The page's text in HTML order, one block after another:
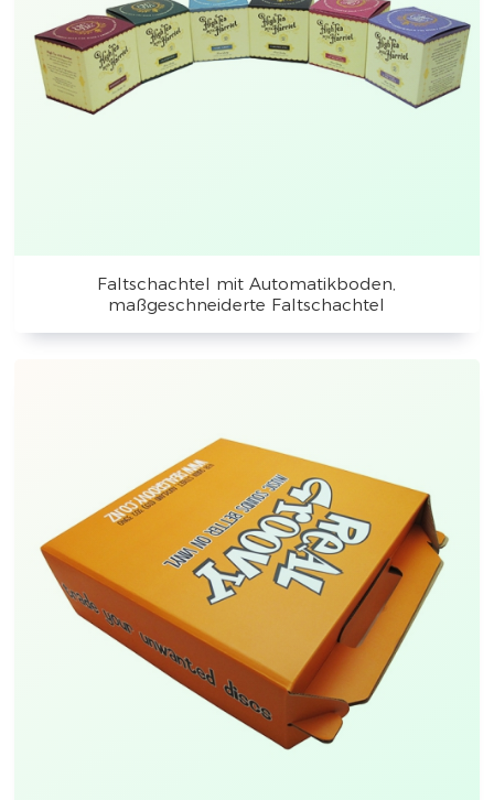
Faltschachtel mit Automatikboden,
maßgeschneiderte Faltschachtel